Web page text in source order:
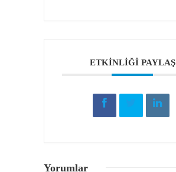
ETKINLIĞI PAYLAŞ
Yorumlar